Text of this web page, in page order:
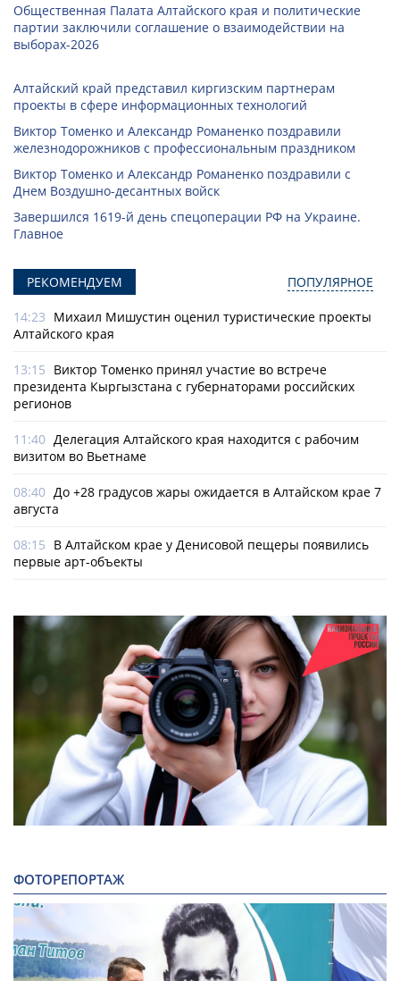
Общественная Палата Алтайского края и политические
партии заключили соглашение о взаимодействии на
выборах-2026
Алтайский край представил киргизским партнерам
проекты в сфере информационных технологий
Виктор Томенко и Александр Романенко поздравили
железнодорожников с профессиональным праздником
Виктор Томенко и Александр Романенко поздравили с
Днем Воздушно-десантных войск
Завершился 1619-й день спецоперации РФ на Украине.
Главное
РЕКОМЕНДУЕМ ПОПУЛЯРНОЕ
14:23 Михаил Мишустин оценил туристические проекты
Алтайского края
13:15 Виктор Томенко принял участие во встрече
президента Кыргызстана с губернаторами российских
регионов
11:40 Делегация Алтайского края находится с рабочим
визитом во Вьетнаме
08:40 До +28 градусов жары ожидается в Алтайском крае 7
августа
08:15 В Алтайском крае у Денисовой пещеры появились
первые арт-объекты
ФОТОРЕПОРТАЖ